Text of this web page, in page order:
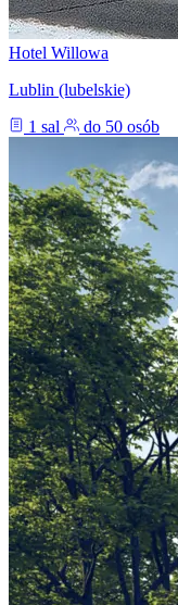
Hotel Willowa
Lublin (lubelskie)
1 sal
do 50 osób